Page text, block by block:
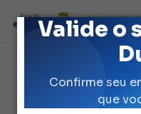
Valide o
Confirme seu
que
Loja Credenciada
e Kit Escolar da